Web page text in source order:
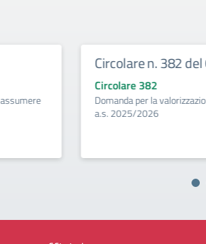
Circolare n. 382
Circolare 382
Domanda per la
a.s. 2025/2026